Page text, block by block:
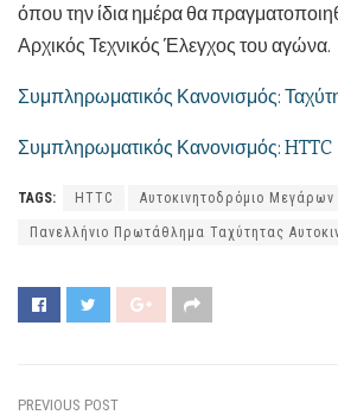
όπου την ίδια ημέρα θα
Αρχικός Τεχνικός Έλεγχος του αγώνα.
Συμπληρωματικός Κανονισμός:
Συμπληρωματικός Κανονισμός: HTTC
TAGS: HTTC Αυτοκινητοδρόμιο Μεγάρων
Πανελλήνιο Πρωτάθλημα Ταχύτητας
PREVIOUS POST